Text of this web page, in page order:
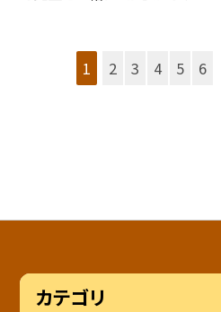
1 2 3 4 5 6
カテゴリ